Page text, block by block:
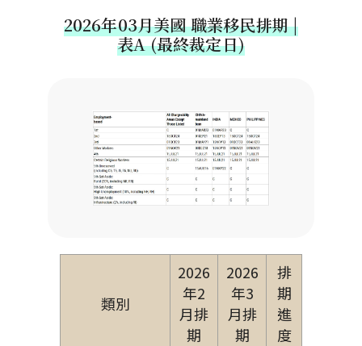
2026年03月美國 職業移民排期 |
表A (最終裁定日)
類別
2026
年2
月排
期
2026
年3
月排
期
排
期
進
度